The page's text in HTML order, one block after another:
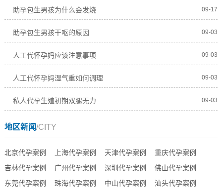
助孕包生男孩为什么会发烧 09-17
助孕包生男孩干呕的原因 09-03
人工代怀孕妈应该注意事项 09-03
人工代怀孕妈湿气重如何调理 09-03
私人代孕生殖初期双腿无力 09-03
地区新闻/CITY
北京代孕案例 上海代孕案例 天津代孕案例
重庆代孕案例
吉林代孕案例
广州代孕案例 深圳代孕案例
佛山代孕案例
东莞代孕案例
珠海代孕案例 中山代孕案例
汕头代孕案例